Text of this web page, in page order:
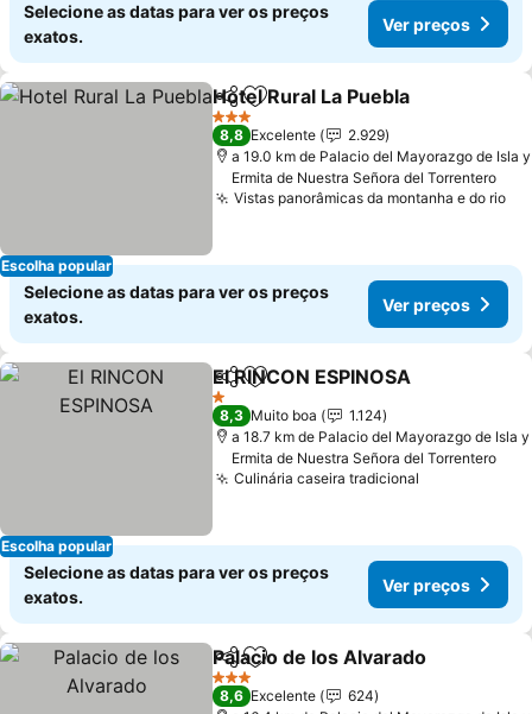
Selecione as datas para ver os preços
exatos.
Ver preços
Escolha popular
PartilharAdicionar aos favoritos
Hotel Rural La Puebla
3 Estrelas
8,8 Excelente
2.929
a 19.0 km de Palacio del Mayorazgo de Isla y
Ermita de Nuestra Señora del Torrentero
Vistas panorâmicas da montanha e do rio
Selecione as datas para ver os preços
exatos.
Ver preços
Escolha popular
PartilharAdicionar aos favoritos
El RINCON ESPINOSA
1 Estrelas
8,3 Muito boa
1.124
a 18.7 km de Palacio del Mayorazgo de Isla y
Ermita de Nuestra Señora del Torrentero
Culinária caseira tradicional
Selecione as datas para ver os preços
exatos.
Ver preços
PartilharAdicionar aos favoritos
Palacio de los Alvarado
3 Estrelas
8,6 Excelente
624